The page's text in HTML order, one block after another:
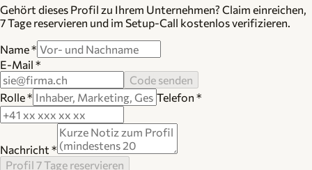
Gehört dieses Profil zu Ihrem Unternehmen? Claim einreichen,
7 Tage reservieren und im Setup-Call kostenlos verifizieren.
Name*
E-Mail *
Code senden
Rolle* Telefon *
Nachricht *
Profil 7 Tage reservieren